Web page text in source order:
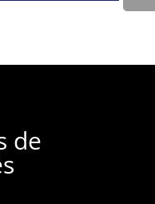
de